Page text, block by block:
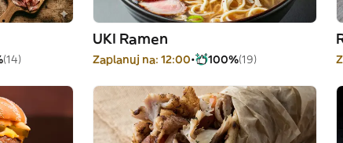
(14)
UKI Ramen
Zaplanuj na: 12:00 100%(19)